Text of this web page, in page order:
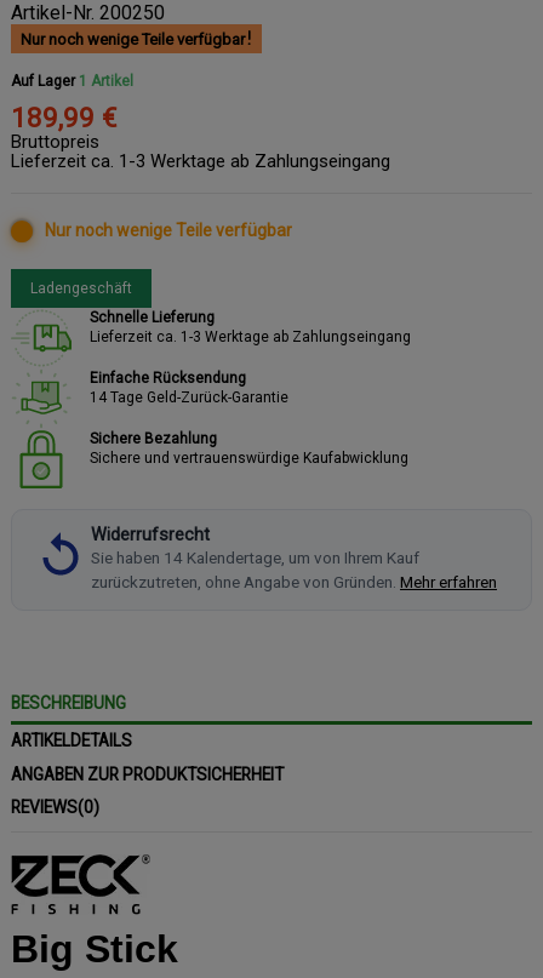
Artikel-Nr. 200250
Nur noch wenige Teile verfügbar
Auf Lager 1 Artikel
189,99 €
Bruttopreis
Lieferzeit ca. 1-3 Werktage ab Zahlungseingang
Nur noch wenige Teile verfügbar
Ladengeschäft
Schnelle Lieferung
Lieferzeit ca. 1-3 Werktage ab Zahlungseingang
Einfache Rücksendung
14 Tage Geld-Zurück-Garantie
Sichere Bezahlung
Sichere und vertrauenswürdige Kaufabwicklung
Widerrufsrecht
Sie haben 14 Kalendertage, um von Ihrem Kauf
zurückzutreten, ohne Angabe von Gründen. Mehr erfahren
BESCHREIBUNG
ARTIKELDETAILS
ANGABEN ZUR PRODUKTSICHERHEIT
REVIEWS(0)
Big Stick